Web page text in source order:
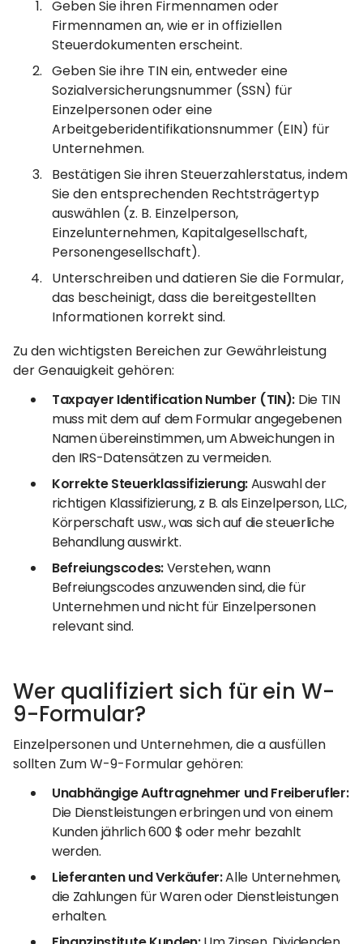
Geben Sie ihren Firmennamen oder
Firmennamen an, wie er in offiziellen
Steuerdokumenten erscheint.
Geben Sie ihre TIN ein, entweder eine
Sozialversicherungsnummer (SSN) für
Einzelpersonen oder eine
Arbeitgeberidentifikationsnummer (EIN) für
Unternehmen.
Bestätigen Sie ihren Steuerzahlerstatus, indem
Sie den entsprechenden Rechtsträgertyp
auswählen (z. B. Einzelperson,
Einzelunternehmen, Kapitalgesellschaft,
Personengesellschaft).
Unterschreiben und datieren Sie die Formular,
das bescheinigt, dass die bereitgestellten
Informationen korrekt sind.
Zu den wichtigsten Bereichen zur Gewährleistung
der Genauigkeit gehören:
Taxpayer Identification Number (TIN): Die TIN
muss mit dem auf dem Formular angegebenen
Namen übereinstimmen, um Abweichungen in
den IRS-Datensätzen zu vermeiden.
Korrekte Steuerklassifizierung:Auswahl der
richtigen Klassifizierung, z B. als Einzelperson, LLC,
Körperschaft usw., was sich auf die steuerliche
Behandlung auswirkt.
Befreiungscodes:Verstehen, wann
Befreiungscodes anzuwenden sind, die für
Unternehmen und nicht für Einzelpersonen
relevant sind.
Wer qualifiziert sich für ein W-
9-Formular?
Einzelpersonen und Unternehmen, die a ausfüllen
sollten Zum W-9-Formular gehören:
Unabhängige Auftragnehmer und Freiberufler:
Die Dienstleistungen erbringen und von einem
Kunden jährlich 600 $ oder mehr bezahlt
werden.
Lieferanten und Verkäufer:Alle Unternehmen,
die Zahlungen für Waren oder Dienstleistungen
erhalten.